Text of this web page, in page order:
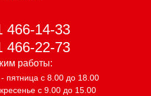
466-14-33
466-22-73
работы:
пятница с 8.00 до 18.00
с 9.00 до 15.00